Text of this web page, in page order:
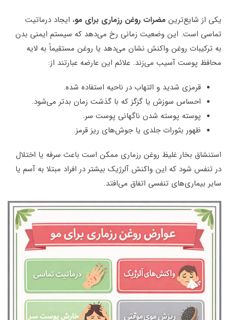
یکی از شایع‌ترین مضرات روغن رزماری برای مو، ایجاد درماتیت
تماسی است. این وضعیت زمانی رخ می‌دهد که سیستم ایمنی بدن
به ترکیبات روغن واکنش نشان می‌دهد یا روغن مستقیماً به لایه
محافظ پوست آسیب می‌زند. علائم این عارضه عبارتند از:
قرمزی شدید و التهاب در ناحیه استفاده شده.
احساس سوزش یا گزگز که با گذشت زمان بدتر می‌شود.
پوسته پوسته شدن ناگهانی پوست سر.
ظهور بثورات جلدی یا جوش‌های ریز قرمز.
استنشاق بخار غلیظ روغن رزماری ممکن است باعث سرفه یا اختلال
در تنفس شود که این واکنش آلرژیک بیشتر در افراد مبتلا به آسم یا
سایر بیماری‌های تنفسی اتفاق می‌افتد.